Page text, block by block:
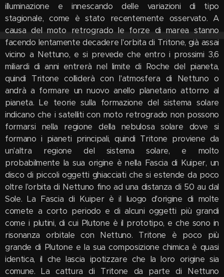
illuminazione e innescando delle variazioni di tipo
stagionale, come è stato recentemente osservato. A
causa del moto retrogrado le forze di marea stanno
facendo lentamente decadere l'orbita di Tritone, già assai
vicino a Nettuno, e si prevede che entro i prossimi 3,6
miliardi di anni entrerà nel limite di Roche del pianeta,
quindi Tritone colliderà con l'atmosfera di Nettuno o
andrà a formare un nuovo anello planetario attorno al
pianeta. Le teorie sulla formazione del sistema solare
indicano che i satelliti con moto retrogrado non possono
formarsi nella regione della nebulosa solare dove si
formano i pianeti principali, quindi Tritone proviene da
un'altra regione del sistema solare, e molto
probabilmente la sua origine è nella Fascia di Kuiper, un
disco di piccoli oggetti ghiacciati che si estende da poco
oltre l'orbita di Nettuno fino ad una distanza di 50 au dal
Sole. La Fascia di Kuiper è il luogo d'origine di molte
comete a corto periodo e di alcuni oggetti più grandi
come i plutini, di cui Plutone è il prototipo, e che sono in
risonanza orbitale con Nettuno. Tritone è poco più
grande di Plutone e la sua composizione chimica è quasi
identica, il che lascia ipotizzare che la loro origine sia
comune. La cattura di Tritone da parte di Nettuno